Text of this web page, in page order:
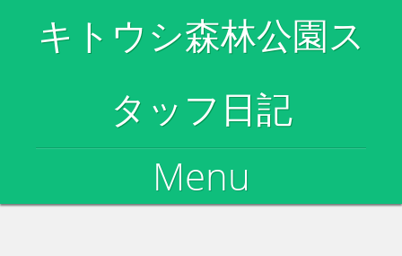
キトウシ森林公園ス
タッフ日記
Menu